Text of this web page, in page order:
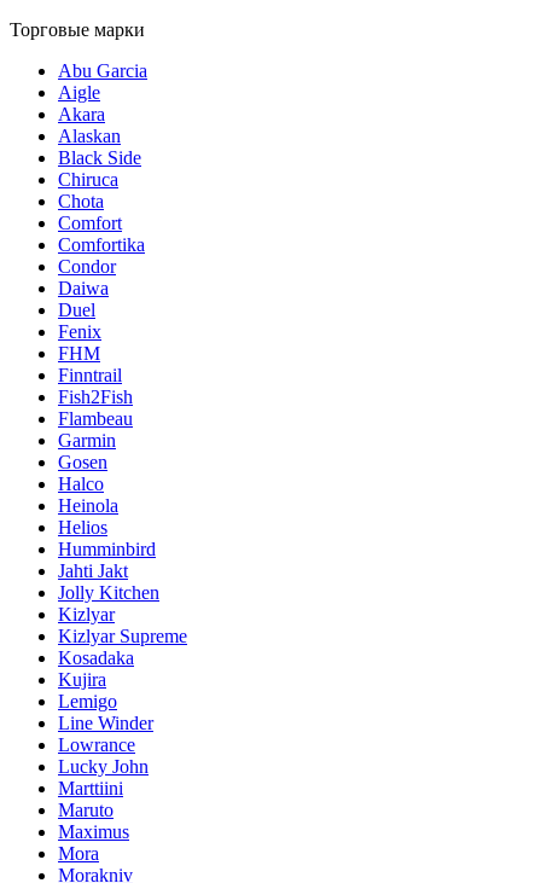
Торговые марки
Abu Garcia
Aigle
Akara
Alaskan
Black Side
Chiruca
Chota
Comfort
Comfortika
Condor
Daiwa
Duel
Fenix
FHM
Finntrail
Fish2Fish
Flambeau
Garmin
Gosen
Halco
Heinola
Helios
Humminbird
Jahti Jakt
Jolly Kitchen
Kizlyar
Kizlyar Supreme
Kosadaka
Kujira
Lemigo
Line Winder
Lowrance
Lucky John
Marttiini
Maruto
Maximus
Mora
Morakniv